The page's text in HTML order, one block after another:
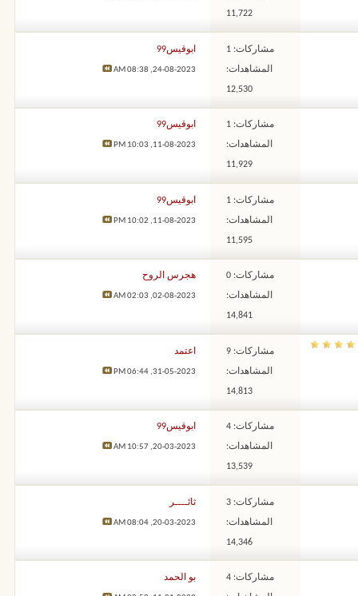
11,722
مشاركات: 1
المشاهدات:
12,530
ابوقيس99
24-08-2023,
08:38 AM
مشاركات: 1
المشاهدات:
11,929
ابوقيس99
11-08-2023,
10:03 PM
مشاركات: 1
المشاهدات:
11,595
ابوقيس99
11-08-2023,
10:02 PM
مشاركات: 0
المشاهدات:
14,841
هجرس الروح
02-08-2023,
02:03 AM
مشاركات: 9
المشاهدات:
14,813
اعتمد
31-05-2023,
06:44 PM
مشاركات: 4
المشاهدات:
13,539
ابوقيس99
20-03-2023,
10:57 AM
مشاركات: 3
المشاهدات:
14,346
ثائــــر
20-03-2023,
08:04 AM
مشاركات: 4 بو الحمد